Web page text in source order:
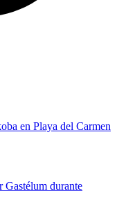
en Playa del Carmen
Gastélum durante